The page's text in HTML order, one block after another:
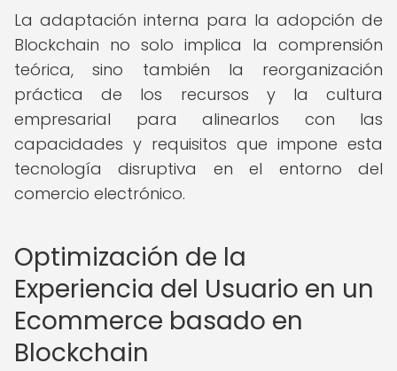
La adaptación interna para la adopción de
Blockchain no solo implica la comprensión
teórica, sino también la reorganización
práctica de los recursos y la cultura
empresarial para alinearlos con las
capacidades y requisitos que impone esta
tecnología disruptiva en el entorno del
comercio electrónico.
Optimización de la
Experiencia del Usuario en un
Ecommerce basado en
Blockchain